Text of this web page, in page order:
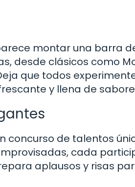
montar una barra
desde clásicos como
que todos
y llena de
concurso de talentos
cada
aplausos y risas